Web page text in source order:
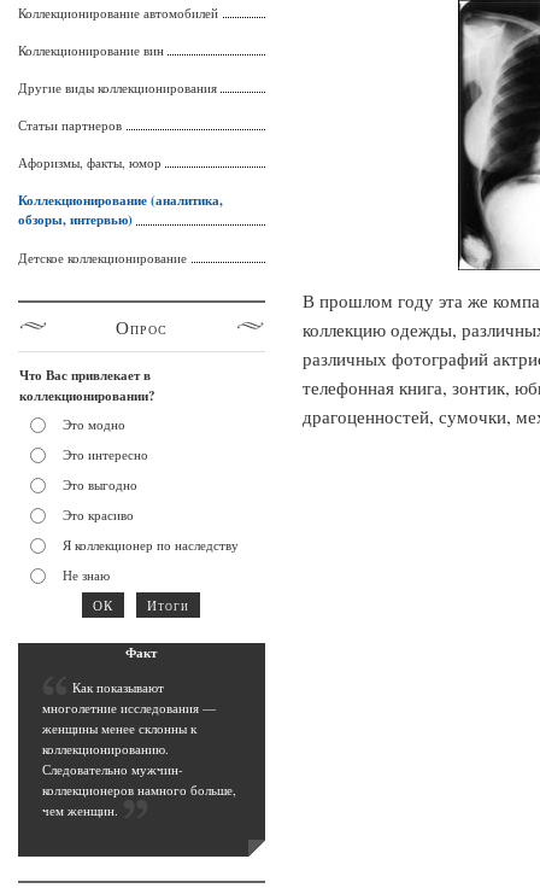
В прошлом году эта же
коллекцию одежды,
различных фотографий
телефонная книга, зонтик,
драгоценностей, сумочки,
Коллекционирование автомобилей
Коллекционирование вин
Другие виды коллекционирования
Статьи партнеров
Афоризмы, факты, юмор
Коллекционирование (аналитика,
обзоры, интервью)
Детское коллекционирование
Опрос
Что Вас привлекает в
коллекционировании?
Это модно
Это интересно
Это выгодно
Это красиво
Я коллекционер по наследству
Не знаю
Факт
Как показывают
многолетние исследования —
женщины менее склонны к
коллекционированию.
Следовательно мужчин-
коллекционеров намного больше,
чем женщин.